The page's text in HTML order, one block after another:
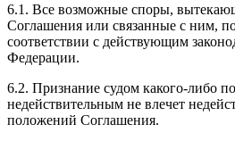
6.1. Все возможные споры,
Соглашения или связанные с ним,
соответствии с действующим
Федерации.
6.2. Признание судом какого-либо
недействительным не влечет
положений Соглашения.